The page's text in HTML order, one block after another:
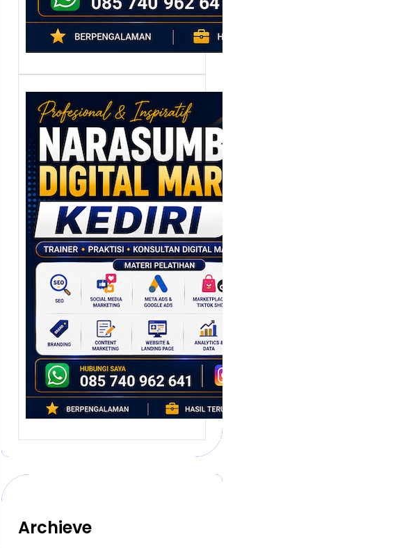
Narasumber
Digital Marketing
Kediri: Membangun
Strategi
Pemasaran
Berbasis Data
untuk Bisnis yang
Bertumbuh
Digital marketing telah
mengubah cara bisnis
berkembang. Dulu,
promosi banyak…
Archieve